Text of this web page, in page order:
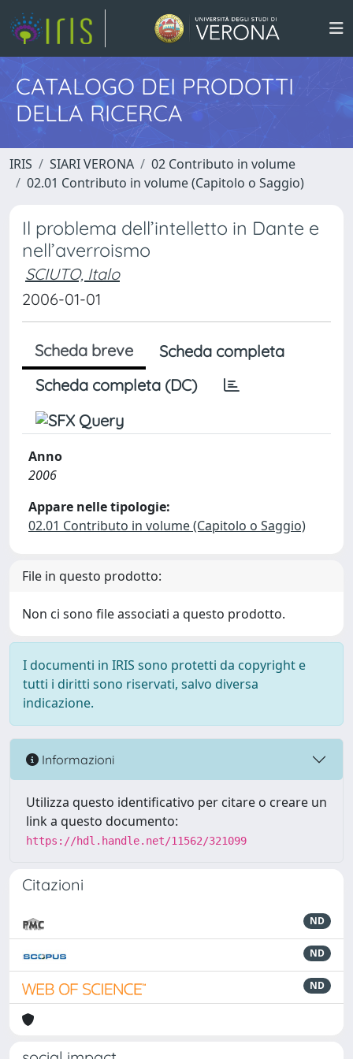
CATALOGO DEI PRODOTTI
DELLA RICERCA
IRIS SIARI VERONA
02 Contributo in volume
02.01 Contributo in volume (Capitolo o Saggio)
Il problema dell’intelletto in Dante e
nell’averroismo
SCIUTO, Italo
2006-01-01
Scheda breve
Scheda completa
Scheda completa (DC)
Anno
2006
Appare nelle tipologie:
02.01 Contributo in volume (Capitolo o Saggio)
File in questo prodotto:
Non ci sono file associati a questo prodotto.
I documenti in IRIS sono protetti da copyright e
tutti i diritti sono riservati, salvo diversa
indicazione.
Informazioni
Utilizza questo identificativo per citare o creare un
link a questo documento:
https://hdl.handle.net/11562/321099
Citazioni
ND
ND
ND